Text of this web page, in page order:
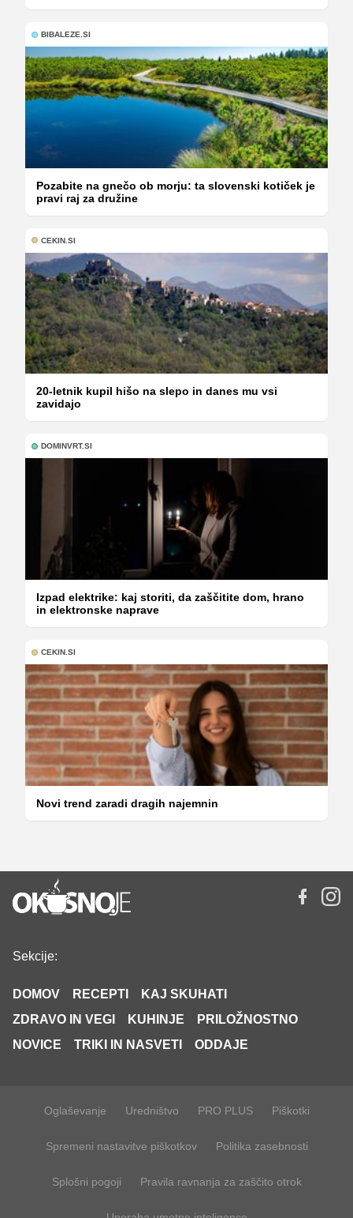
BIBALEZE.SI
Pozabite na gnečo ob morju: ta slovenski kotiček je
pravi raj za družine
CEKIN.SI
20-letnik kupil hišo na slepo in danes mu vsi
zavidajo
DOMINVRT.SI
Izpad elektrike: kaj storiti, da zaščitite dom, hrano
in elektronske naprave
CEKIN.SI
Novi trend zaradi dragih najemnin
Sekcije:
DOMOV RECEPTI
KAJ SKUHATI
ZDRAVO IN VEGI
KUHINJE
PRILOŽNOSTNO
NOVICE
TRIKI IN NASVETI ODDAJE
Oglaševanje Uredništvo PRO PLUS Piškotki
Spremeni nastavitve piškotkov Politika zasebnosti
Splošni pogoji Pravila ravnanja za zaščito otrok